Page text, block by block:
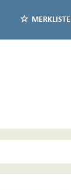
MERKLISTE